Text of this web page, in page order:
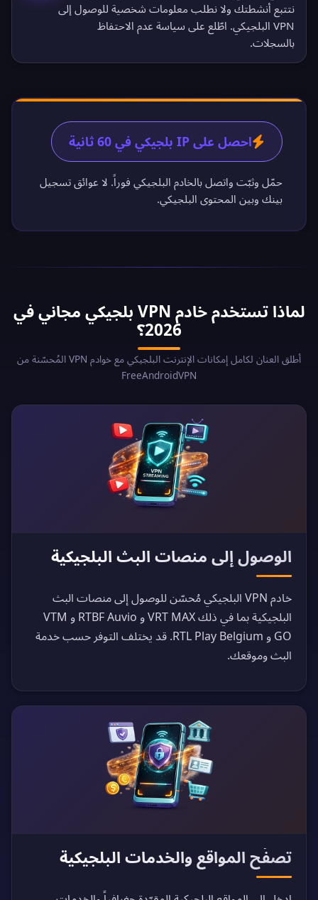
نتتبع أنشطتك ولا نطلب معلومات شخصية للوصول إلى
VPN البلجيكي. اطّلع على
سياسة عدم الاحتفاظ
بالسجلات.
احصل على IP بلجيكي في 60 ثانية
حمّل وثبّت واتصل بالخادم البلجيكي فوراً. لا عوائق تسجيل
بينك وبين المحتوى البلجيكي.
لماذا تستخدم خادم VPN بلجيكي مجاني في
2026؟
أطلق العنان لكامل إمكانات الإنترنت البلجيكي مع خوادم VPN المُحسّنة من
FreeAndroidVPN
الوصول إلى منصات البث البلجيكية
خادم VPN البلجيكي مُحسّن للوصول إلى منصات البث
البلجيكية بما في ذلك VRT MAX و RTBF Auvio و VTM
GO و RTL Play Belgium. قد يختلف التوفر حسب خدمة
البث وموقعك.
تصفّح المواقع والخدمات البلجيكية